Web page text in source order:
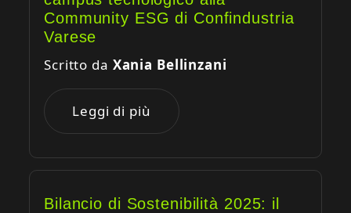
Community ESG di Confindustria
Varese
Scritto da Xania Bellinzani
Leggi di più
Bilancio di Sostenibilità 2025: il